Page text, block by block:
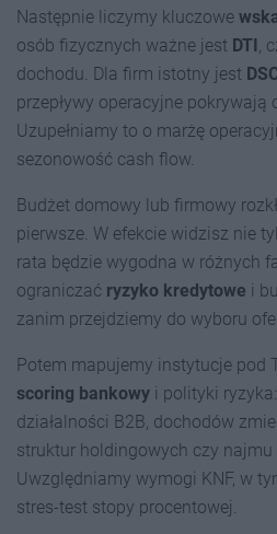
Następnie liczymy kluczowe
osób fizycznych ważne jest DTI ,
dochodu. Dla firm istotny jest
przepływy operacyjne pokrywają
Uzupełniamy to o marżę
sezonowość cash flow.
Budżet domowy lub firmowy
pierwsze. W efekcie widzisz nie
rata będzie wygodna w różnych
ograniczać ryzyko kredytowe i
zanim przejdziemy do wyboru
Potem mapujemy instytucje pod
scoring bankowy i polityki
działalności B2B, dochodów
struktur holdingowych czy najmu
Uwzględniamy wymogi KNF, w
stres-test stopy procentowej.